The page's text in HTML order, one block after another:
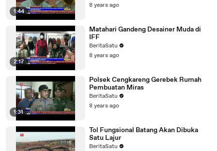
1:44
8 years ago
2:17
Matahari Gandeng Desainer Muda di
IFF
BeritaSatu
8 years ago
1:31
Polsek Cengkareng Gerebek Rumah
Pembuatan Miras
BeritaSatu
8 years ago
Tol Fungsional Batang Akan Dibuka
Satu Lajur
BeritaSatu